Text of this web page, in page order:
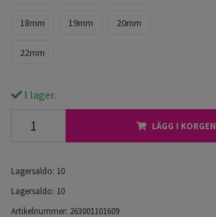
18mm 19mm 20mm
22mm
I lager.
LÄGG I KORGEN
Lagersaldo: 10
Lagersaldo: 10
Artikelnummer: 263001101609